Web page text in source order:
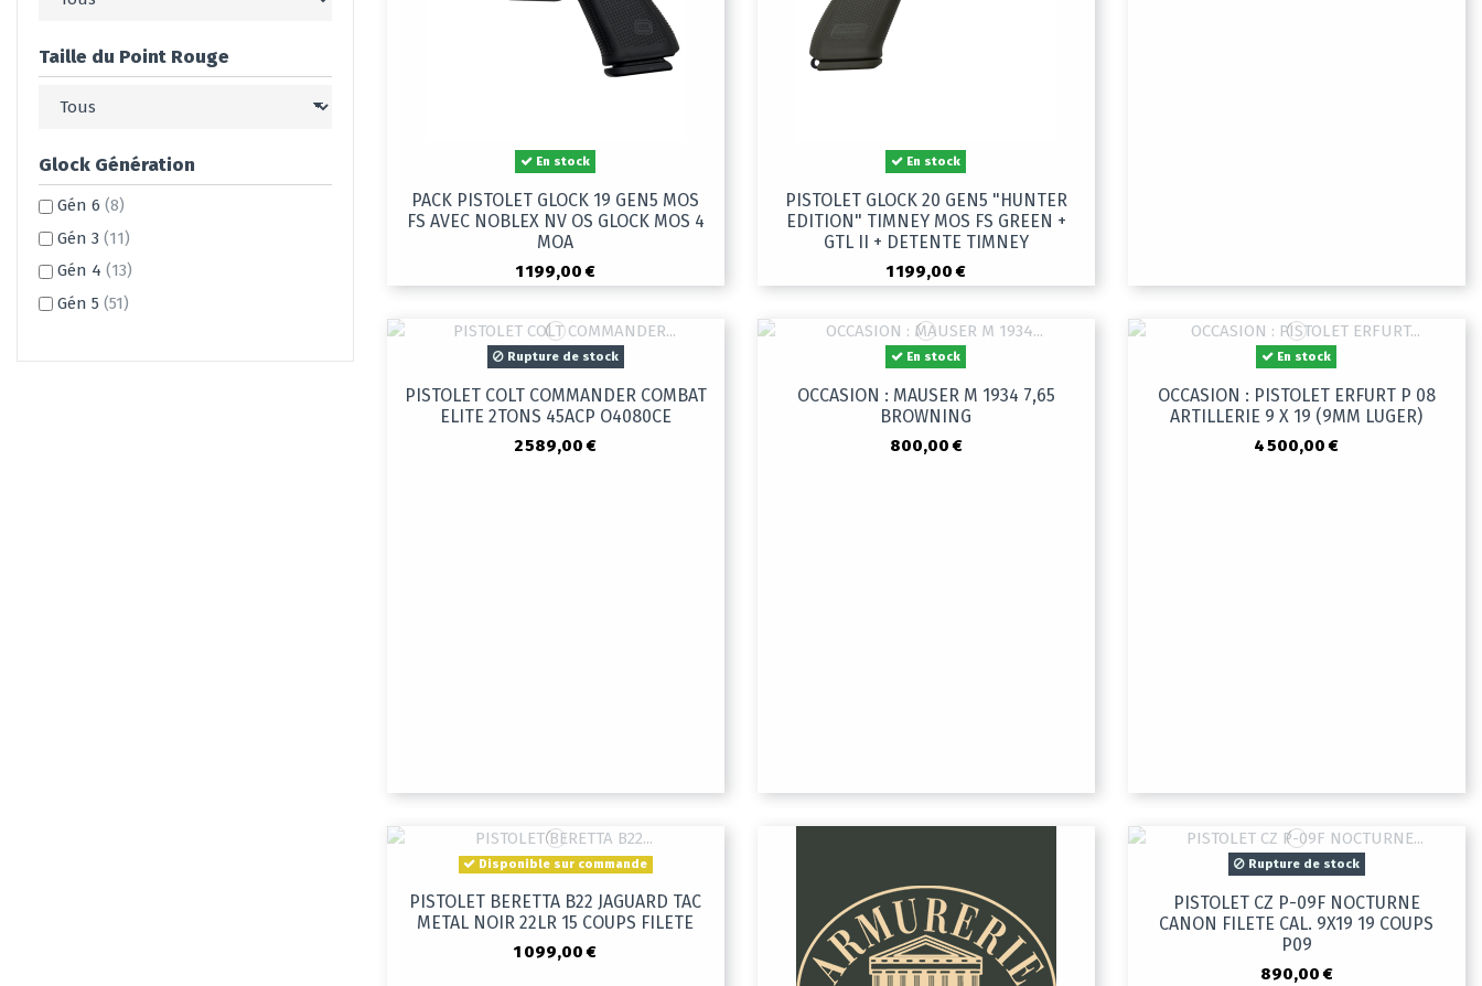
En stock
PACK PISTOLET GLOCK 19 GEN5 MOS
FS AVEC NOBLEX NV OS GLOCK MOS 4
MOA
1 199,00 €
En stock
PISTOLET GLOCK 20 GEN5 "HUNTER
EDITION" TIMNEY MOS FS GREEN +
GTL II + DETENTE TIMNEY
1 199,00 €
Rupture de stock
PISTOLET COLT COMMANDER COMBAT
ELITE 2TONS 45ACP O4080CE
2 589,00 €
En stock
OCCASION : MAUSER M 1934 7,65
BROWNING
800,00 €
En stock
OCCASION : PISTOLET ERFURT P 08
ARTILLERIE 9 X 19 (9MM LUGER)
4 500,00 €
Disponible sur commande
PISTOLET BERETTA B22 JAGUARD TAC
METAL NOIR 22LR 15 COUPS FILETE
1 099,00 €
Rupture de stock
PISTOLET CZ P-09F NOCTURNE
CANON FILETE CAL. 9X19 19 COUPS
P09
890,00 €
Taille du Point Rouge
Glock Génération
Gén 6 (8)
Gén 3 (11)
Gén 4 (13)
Gén 5 (51)